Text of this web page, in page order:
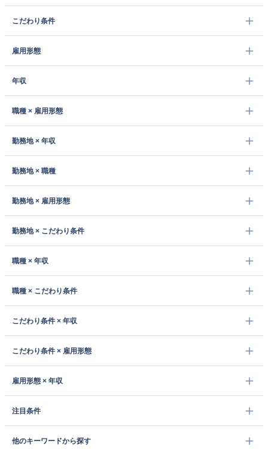
こだわり条件
雇用形態
年収
職種 × 雇用形態
勤務地 × 年収
勤務地 × 職種
勤務地 × 雇用形態
勤務地 × こだわり条件
職種 × 年収
職種 × こだわり条件
こだわり条件 × 年収
こだわり条件 × 雇用形態
雇用形態 × 年収
注目条件
他のキーワードから探す